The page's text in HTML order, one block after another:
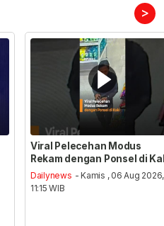
>
Viral Pelecehan Modus
Rekam dengan Ponsel di
Dailynews - Kamis , 06 Aug 2026,
11:15 WIB